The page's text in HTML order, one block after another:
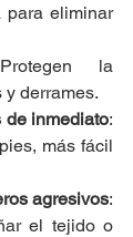
para eliminar
la
derrames.
de inmediato:
más fácil
agresivos:
el tejido o